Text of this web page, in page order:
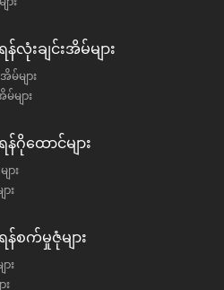
လုံးချင်းအိမ်များ
များ
များ
ဂိုထောင်များ
ား
း
စက်မှုဇုံများ
း
း